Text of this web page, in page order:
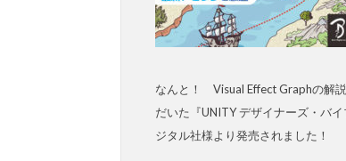
なんと！ Visual Effect Graphの解
だいた『UNITY デザイナーズ・バ
ジタル社様より発売されました！